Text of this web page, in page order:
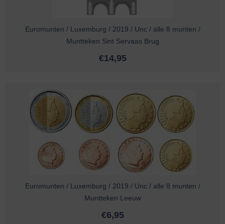
Euromunten / Luxemburg / 2019 / Unc / alle 8 munten /
Muntteken Sint Servaas Brug
€14,95
Euromunten / Luxemburg / 2019 / Unc / alle 8 munten /
Muntteken Leeuw
€6,95